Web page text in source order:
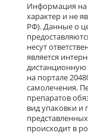
Информация на
характер и не
РФ). Данные о
несут
является
дистанционную
на портале
самолечения.
препаратов
вид упаковки и
происходит в